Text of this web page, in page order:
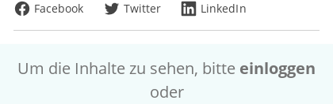
Facebook
Twitter LinkedIn
Um die Inhalte zu sehen, bitte einloggen
oder